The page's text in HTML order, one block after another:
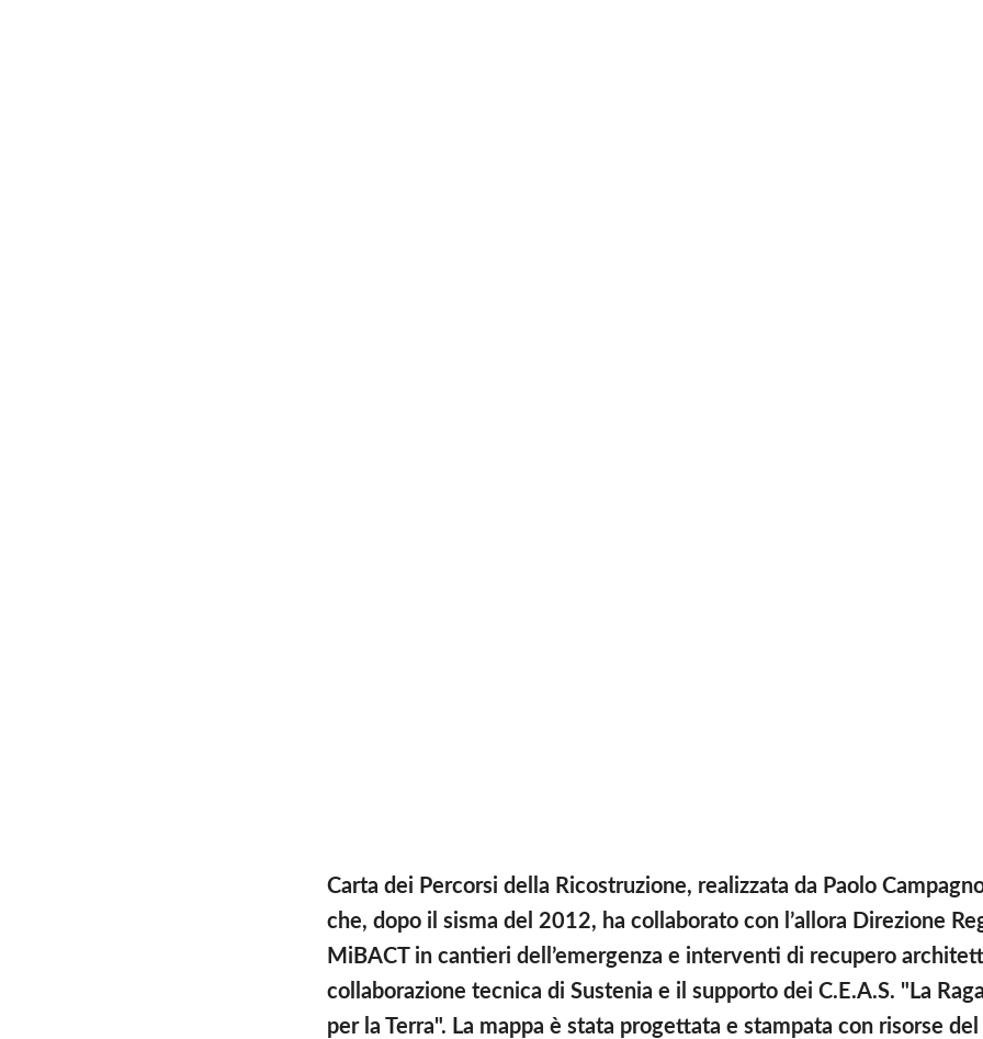
Carta dei Percorsi della Ricostruzione, realizzata da Paolo
che, dopo il sisma del 2012, ha collaborato con l’allora Direzione
MiBACT in cantieri dell’emergenza e interventi di recupero
collaborazione tecnica di Sustenia e il supporto dei C.E.A.S. "La
per la Terra". La mappa è stata progettata e stampata con risorse